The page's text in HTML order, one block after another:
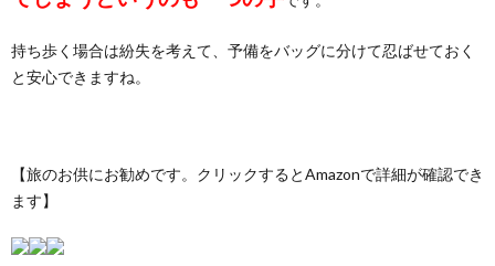
持ち歩く場合は紛失を考えて、予備をバッグに分けて忍ばせておく
と安心できますね。
【旅のお供にお勧めです。クリックするとAmazonで詳細が確認でき
ます】